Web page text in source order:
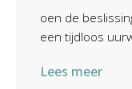
oen de
een tijdloos
Lees meer